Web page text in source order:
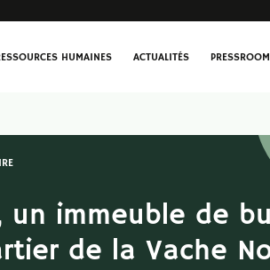
HUMAINES ACTUALITÉS PRESSROOM
un immeuble de
de la Vache